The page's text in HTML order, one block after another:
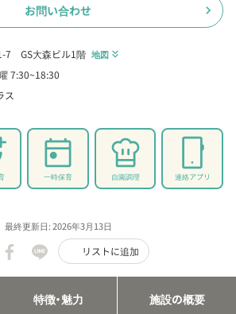
お問い合わせ chevron_right
7 GS大森ビル1階 地図 keyboard_double_arrow_down
7:30~18:30
ス
一時保育 自園調理 連絡アプリ
最終更新日: 2026年3月13日
リストに追加
特徴・魅力 施設の概要